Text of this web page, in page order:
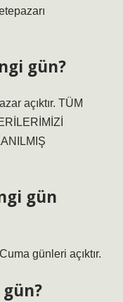
gün?
açıktır. TÜM
gün
günleri açıktır.